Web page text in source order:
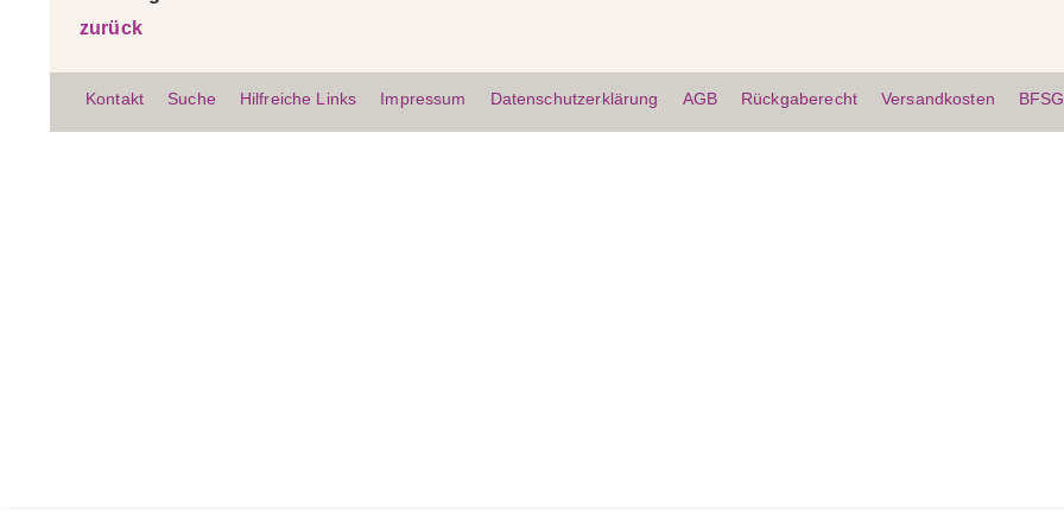
zurück
Kontakt Suche Hilfreiche Links Impressum Datenschutzerklärung AGB Rückgaberecht Versandkosten BFSG